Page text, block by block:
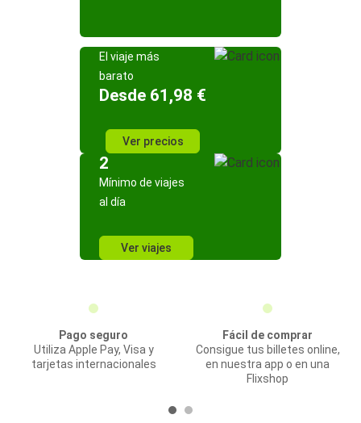
El viaje más
barato
Desde 61,98 €
Ver precios
2
Mínimo de viajes
al día
Ver viajes
Pago seguro
Utiliza Apple Pay, Visa y
tarjetas internacionales
Fácil de comprar
Consigue tus billetes online,
en nuestra app o en una
Flixshop